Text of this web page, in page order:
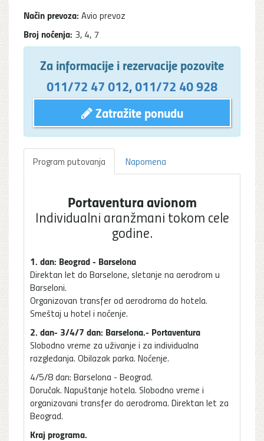
Način prevoza: Avio prevoz
Broj noćenja: 3, 4, 7
Za informacije i rezervacije pozovite
011/72 47 012,011/72 40 928
Zatražite ponudu
Program putovanja Napomena
Portaventura avionom
Individualni aranžmani tokom cele
godine.
1. dan: Beograd - Barselona
Direktan let do Barselone, sletanje na aerodrom u
Barseloni.
Organizovan transfer od aerodroma do hotela.
Smeštaj u hotel i noćenje.
2. dan- 3/4/7 dan: Barselona.- Portaventura
Slobodno vreme za uživanje i za individualna
razgledanja. Obilazak parka. Noćenje.
4/5/8 dan: Barselona - Beograd.
Doručak. Napuštanje hotela. Slobodno vreme i
organizovani transfer do aerodroma. Direktan let za
Beograd.
Kraj programa.